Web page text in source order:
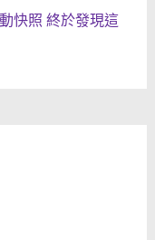
快照 終於發現這